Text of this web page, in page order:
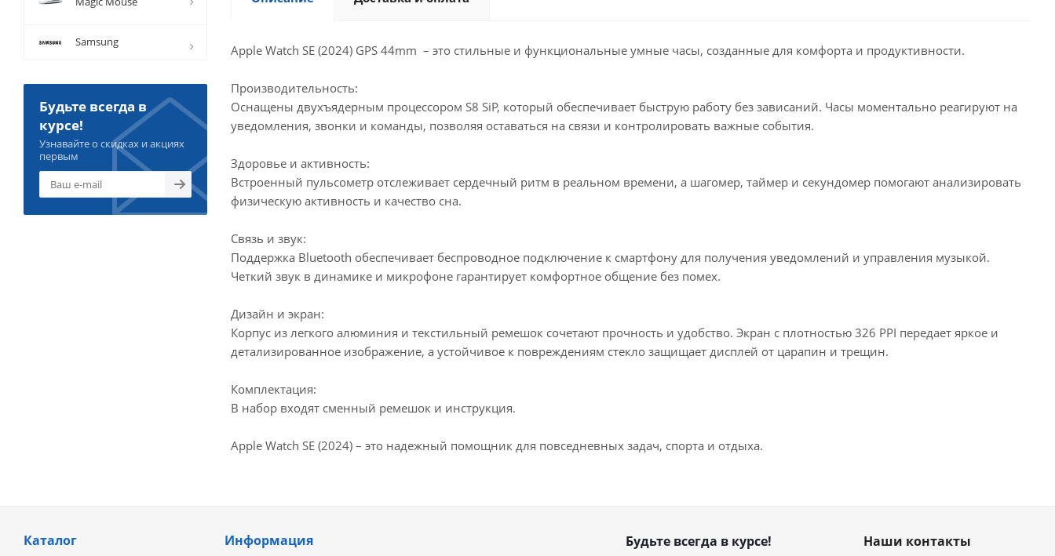
Apple Watch SE (2024) GPS 44mm – это стильные и функциональные умные часы, созданные для комфорта и продуктивности.
Производительность:
Оснащены двухъядерным процессором S8 SiP, который обеспечивает быструю работу без зависаний. Часы моментально реагируют на
уведомления, звонки и команды, позволяя оставаться на связи и контролировать важные события.
Здоровье и активность:
Встроенный пульсометр отслеживает сердечный ритм в реальном времени, а шагомер, таймер и секундомер помогают анализировать
физическую активность и качество сна.
Связь и звук:
Поддержка Bluetooth обеспечивает беспроводное подключение к смартфону для получения уведомлений и управления музыкой.
Четкий звук в динамике и микрофоне гарантирует комфортное общение без помех.
Дизайн и экран:
Корпус из легкого алюминия и текстильный ремешок сочетают прочность и удобство. Экран с плотностью 326 PPI передает яркое и
детализированное изображение, а устойчивое к повреждениям стекло защищает дисплей от царапин и трещин.
Комплектация:
В набор входят сменный ремешок и инструкция.
Apple Watch SE (2024) – это надежный помощник для повседневных задач, спорта и отдыха.
Samsung
Будьте всегда в
курсе!
Узнавайте о скидках и акциях
первым
Каталог Информация Будьте всегда в курсе! Наши контакты